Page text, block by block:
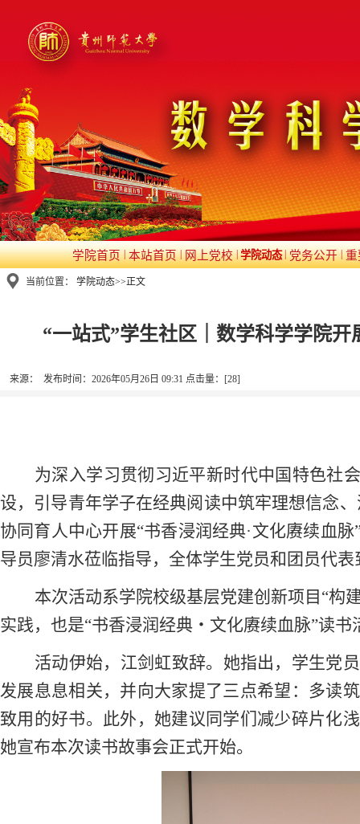
学院首页|本站首页|网上党校|学院动态|党务公开|重
当前位置： 学院动态>>正文
“一站式”学生社区｜数学科学学院
来源： 发布时间：2026年05月26日 09:31 点击量：[28]
为深入学习贯彻习近平新时代中国特色社
设， 引导青年学子在经典阅读中筑牢理想信念
协同育人中心开展“书香浸润经典·文化赓续血
导员廖清水莅临指导，全体学生党员和 团员代表
本次活动系学院校级基层党建创新项目 “构
实践，也是“书香浸润经典・文化赓续血脉”读书
活动伊始，江剑虹致辞。 她指出，学生党
发展息息相关，并向大家提了三点希望：多读
致用的好书。此外，她建议 同学们减少碎片化
她宣布本次读书故事会正式开始。